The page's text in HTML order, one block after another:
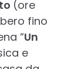
(ore
fino
“Un
e